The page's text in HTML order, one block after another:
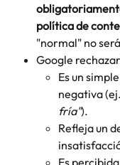
política de
"normal" no
Google
Es un
negativa
fría").
Refleja un
Es